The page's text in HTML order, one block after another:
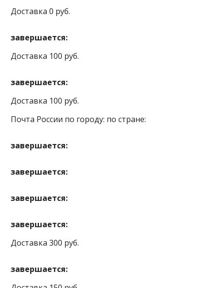
Доставка 0 руб.
завершается:
Доставка 100 руб.
завершается:
Доставка 100 руб.
Почта России по городу: по стране:
завершается:
завершается:
завершается:
завершается:
Доставка 300 руб.
завершается: